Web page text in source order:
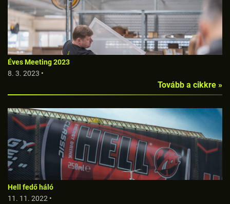
Éves Meeting 2023
8. 3. 2023 •
Tovább a cikkre »
Hell fedő háló
11. 11. 2022 •